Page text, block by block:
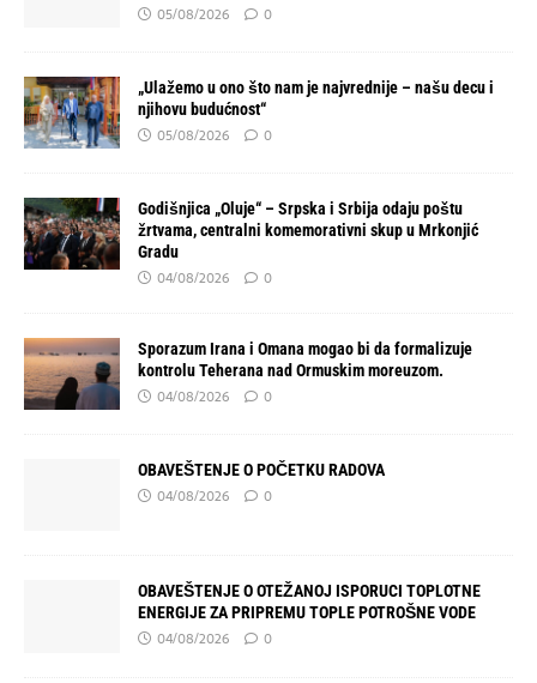
05/08/2026 0
„Ulažemo u ono što nam je najvrednije – našu decu i
njihovu budućnost“
05/08/2026 0
Godišnjica „Oluje“ – Srpska i Srbija odaju poštu
žrtvama, centralni komemorativni skup u Mrkonjić
Gradu
04/08/2026 0
Sporazum Irana i Omana mogao bi da formalizuje
kontrolu Teherana nad Ormuskim moreuzom.
04/08/2026 0
OBAVEŠTENJE O POČETKU RADOVA
04/08/2026 0
OBAVEŠTENJE O OTEŽANOJ ISPORUCI TOPLOTNE
ENERGIJE ZA PRIPREMU TOPLE POTROŠNE VODE
04/08/2026 0